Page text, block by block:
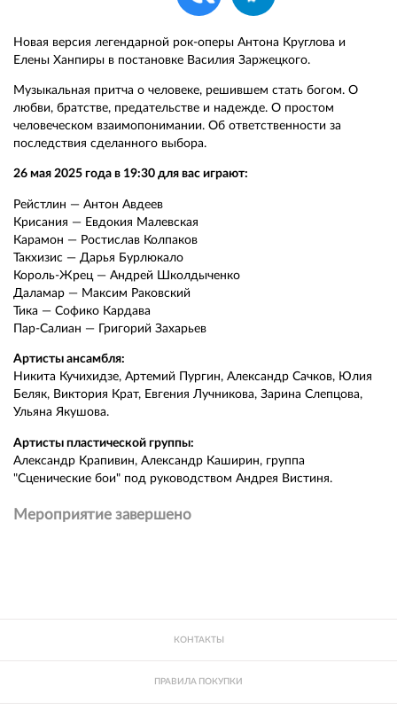
Новая версия легендарной рок-оперы Антона Круглова и
Елены Ханпиры в постановке Василия Заржецкого.
Музыкальная притча о человеке, решившем стать богом. О
любви, братстве, предательстве и надежде. О простом
человеческом взаимопонимании. Об ответственности за
последствия сделанного выбора.
26 мая 2025 года в 19:30 для вас играют:
Рейстлин — Антон Авдеев
Крисания — Евдокия Малевская
Карамон — Ростислав Колпаков
Такхизис — Дарья Бурлюкало
Король-Жрец — Андрей Школдыченко
Даламар — Максим Раковский
Тика — Софико Кардава
Пар-Салиан — Григорий Захарьев
Артисты ансамбля:
Никита Кучихидзе, Артемий Пургин, Александр Сачков, Юлия
Беляк, Виктория Крат, Евгения Лучникова, Зарина Слепцова,
Ульяна Якушова.
Артисты пластической группы:
Александр Крапивин, Александр Каширин, группа
"Сценические бои" под руководством Андрея Вистиня.
Мероприятие завершено
КОНТАКТЫ
ПРАВИЛА ПОКУПКИ